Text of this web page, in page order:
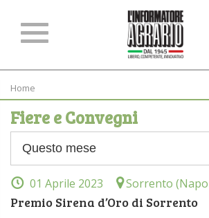
Home
Fiere e Convegni
01 Aprile 2023 Sorrento
Premio Sirena d’Oro di Sorrento